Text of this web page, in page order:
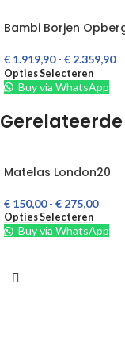
Bambi Borjen
€ 1.919,90 - € 2.359,90
Opties Selecteren
Buy via WhatsApp
Matelas London20
€ 150,00 - € 275,00
Opties Selecteren
Buy via WhatsApp